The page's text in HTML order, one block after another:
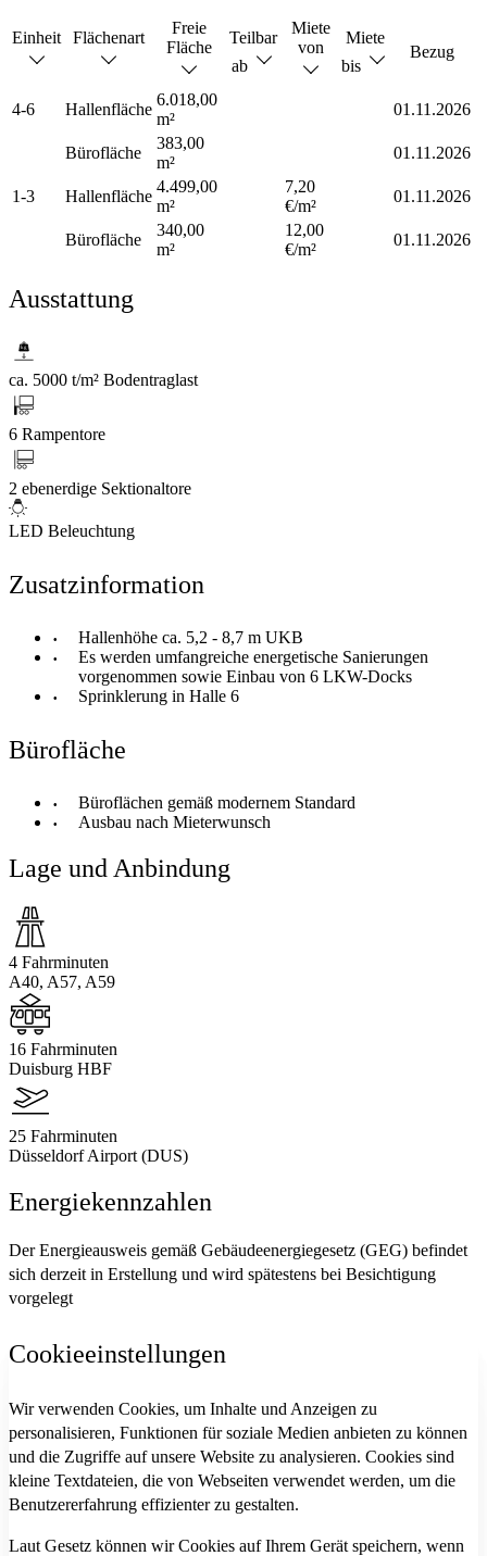
Einheit Flächenart
Freie
Fläche
Teilbar
ab
Miete
von
Miete
bis
Bezug
4-6 Hallenfläche
6.018,00
m²
01.11.2026
Bürofläche
383,00
m²
01.11.2026
1-3 Hallenfläche
4.499,00
m²
7,20
€/m²
01.11.2026
Bürofläche
340,00
m²
12,00
€/m²
01.11.2026
Ausstattung
ca. 5000 t/m² Bodentraglast
6 Rampentore
2 ebenerdige Sektionaltore
LED Beleuchtung
Zusatzinformation
Hallenhöhe ca. 5,2 - 8,7 m UKB
Es werden umfangreiche energetische Sanierungen
vorgenommen sowie Einbau von 6 LKW-Docks
Sprinklerung in Halle 6
Bürofläche
Büroflächen gemäß modernem Standard
Ausbau nach Mieterwunsch
Lage und Anbindung
4 Fahrminuten
A40, A57, A59
16 Fahrminuten
Duisburg HBF
25 Fahrminuten
Düsseldorf Airport (DUS)
Energiekennzahlen
Der Energieausweis gemäß Gebäudeenergiegesetz (GEG) befindet
sich derzeit in Erstellung und wird spätestens bei Besichtigung
vorgelegt
Cookieeinstellungen
Wir verwenden Cookies, um Inhalte und Anzeigen zu
personalisieren, Funktionen für soziale Medien anbieten zu können
und die Zugriffe auf unsere Website zu analysieren. Cookies sind
kleine Textdateien, die von Webseiten verwendet werden, um die
Benutzererfahrung effizienter zu gestalten.
Laut Gesetz können wir Cookies auf Ihrem Gerät speichern, wenn